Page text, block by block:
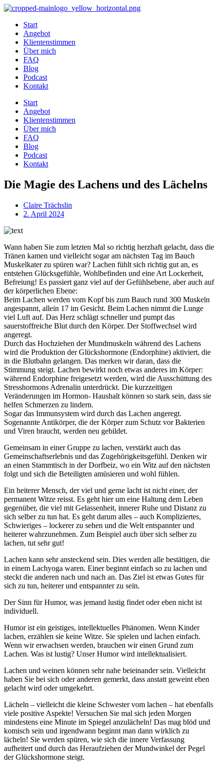
Zum
wechseln
Start
Angebot
Klientenstimmen
Über mich
FAQ
Blog
Podcast
Kontakt
Start
Angebot
Klientenstimmen
Über mich
FAQ
Blog
Podcast
Kontakt
Die Magie des Lachens und des Lächelns
Claire Trächslin
2. April 2024
Wann haben Sie zum letzten Mal so richtig herzhaft gelacht, dass die
Tränen kamen und vielleicht sogar am nächsten Tag im Bauch
Muskelkater zu spüren war? Lachen fühlt sich richtig gut an, es
entstehen Glücksgefühle, Wohlbefinden und eine Art Lockerheit,
Befreiung! Es passiert ganz viel auf der Gefühlsebene, aber auch auf
der körperlichen Ebene:
Beim Lachen werden vom Kopf bis zum Bauch rund 300 Muskeln
angespannt, allein 17 im Gesicht. Beim Lachen nimmt die Lunge
viel Luft auf. Das Herz schlägt schneller und pumpt das
sauerstoffreiche Blut durch den Körper. Der Stoffwechsel wird
angeregt.
Durch das Hochziehen der Mundmuskeln während des Lachens
wird die Produktion der Glückshormone (Endorphine) aktiviert, die
in die Blutbahn gelangen. Das merken wir daran, dass die
Stimmung steigt. Lachen bewirkt noch etwas anderes im Körper:
während Endorphine freigesetzt werden, wird die Ausschüttung des
Stresshormons Adrenalin unterdrückt. Die kurzzeitigen
Veränderungen im Hormon- Haushalt können so stark sein, dass sie
helfen Schmerzen zu lindern.
Sogar das Immunsystem wird durch das Lachen angeregt.
Sogenannte Antikörper, die der Körper zum Schutz vor Bakterien
und Viren braucht, werden neu gebildet.
Gemeinsam in einer Gruppe zu lachen, verstärkt auch das
Gemeinschaftserlebnis und das Zugehörigkeitsgefühl. Denken wir
an einen Stammtisch in der Dorfbeiz, wo ein Witz auf den nächsten
folgt und sich die Beteiligten amüsieren und wohl fühlen.
Ein heiterer Mensch, der viel und gerne lacht ist nicht einer, der
permanent Witze reisst. Es geht hier um eine Haltung dem Leben
gegenüber, die viel mit Gelassenheit, innerer Ruhe und Distanz zu
sich selber zu tun hat. Es geht darum alles – auch Kompliziertes,
Schwieriges – lockerer zu sehen und die Welt entspannter und
heiterer wahrzunehmen. Zum Beispiel auch über sich selber zu
lachen, tut sehr gut!
Lachen kann sehr ansteckend sein. Dies werden alle bestätigen, die
in einem Lachyoga waren. Einer beginnt einfach so zu lachen und
steckt die anderen nach und nach an. Das Ziel ist etwas Gutes für
sich zu tun, heiterer und entspannter zu sein.
Der Sinn für Humor, was jemand lustig findet oder eben nicht ist
individuell.
Humor ist ein geistiges, intellektuelles Phänomen. Wenn Kinder
lachen, erzählen sie keine Witze. Sie spielen und lachen einfach.
Wenn wir erwachsen werden, brauchen wir einen Grund zum
Lachen. Was ist lustig? Unser Humor wird intellektualisiert.
Lachen und weinen können sehr nahe beieinander sein. Vielleicht
haben Sie bei sich oder anderen gemerkt, dass anstatt geweint eben
gelacht wird oder umgekehrt.
Lächeln – vielleicht die kleine Schwester vom lachen – hat ebenfalls
viele positive Aspekte! Versuchen Sie mal sich jeden Morgen
mindestens eine Minute im Spiegel anzulächeln! Das mag blöd und
komisch sein und irgendwann beginnt man dann wirklich zu
lächeln! Sie werden spüren, wie sich die innere Verfassung
aufheitert und durch das Heraufziehen der Mundwinkel der Pegel
der Glückshormone steigt.